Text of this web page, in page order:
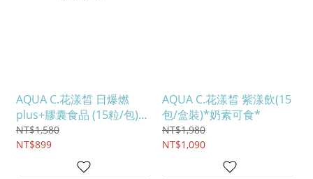
AQUA C.花漾皙 日爆燃
plus+膠囊食品 (15粒/包)*
素食可食*
NT$1,580
NT$899
AQUA C.花漾皙 紫漾飲(15
包/盒裝)*奶素可食*
NT$1,980
NT$1,090